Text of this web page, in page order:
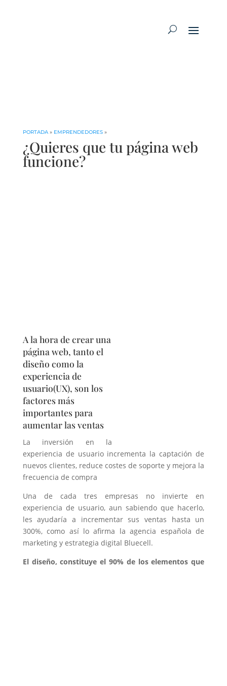
PORTADA» EMPRENDEDORES»
¿Quieres que tu página web
funcione?
A la hora de crear una
página web, tanto el
diseño como la
experiencia de
usuario(UX), son los
factores más
importantes para
aumentar las ventas
La inversión en la
experiencia de usuario incrementa la captación de
nuevos clientes, reduce costes de soporte y mejora la
frecuencia de compra
Una de cada tres empresas no invierte en
experiencia de usuario, aun sabiendo que hacerlo,
les ayudaría a incrementar sus ventas hasta un
300%, como así lo afirma la agencia española de
marketing y estrategia digital Bluecell.
El diseño, constituye el 90% de los elementos que